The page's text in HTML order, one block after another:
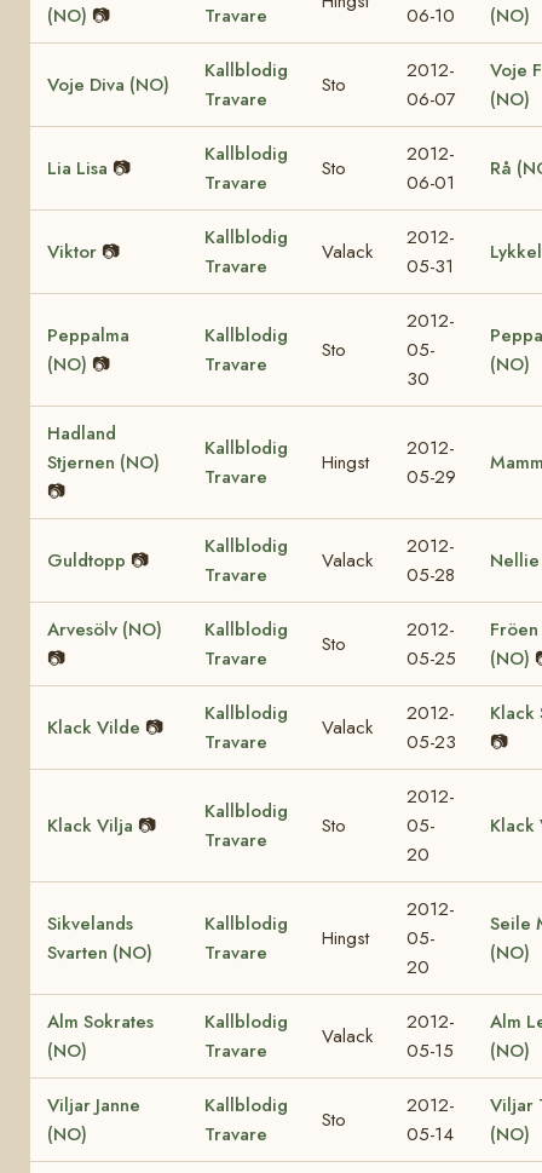
(NO) 📷 Travare 06-10 (NO)
Voje Diva (NO)
Kallblodig
Travare
Sto
2012-
06-07
Voje
(NO)
Lia Lisa 📷
Kallblodig
Travare
Sto
2012-
06-01
Rå
Viktor 📷
Kallblodig
Travare
Valack
2012-
05-31
Peppalma
(NO) 📷
Kallblodig
Travare
Sto
2012-
05-
30
(NO)
Hadland
Stjernen (NO)
📷
Kallblodig
Travare
Hingst
2012-
05-29
Guldtopp 📷
Kallblodig
Travare
Valack
2012-
05-28
Arvesölv (NO)
📷
Kallblodig
Travare
Sto
2012-
05-25
(NO)
Klack Vilde 📷
Kallblodig
Travare
Valack
2012-
05-23
Klack
📷
Klack Vilja 📷
Kallblodig
Travare
Sto
2012-
05-
20
Klack
Sikvelands
Svarten (NO)
Kallblodig
Travare
Hingst
2012-
05-
20
Seile
(NO)
Alm Sokrates
(NO)
Kallblodig
Travare
Valack
2012-
05-15
Alm
(NO)
Viljar Janne
(NO)
Kallblodig
Travare
Sto
2012-
05-14
Viljar
(NO)